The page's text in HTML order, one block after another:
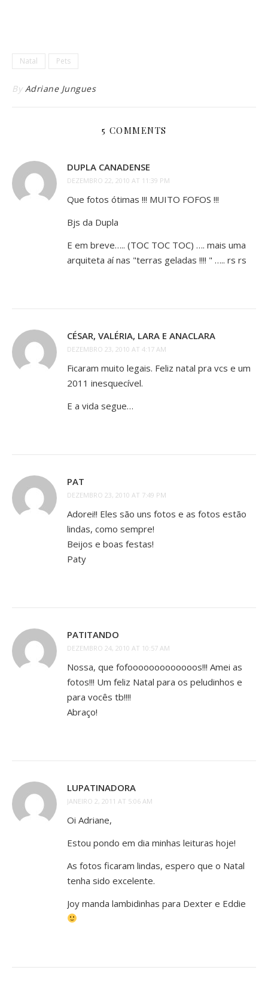
Natal Pets
By Adriane Jungues
5 COMMENTS
DUPLA CANADENSE
DEZEMBRO 22, 2010 AT 11:39 PM
Que fotos ótimas !!! MUITO FOFOS !!!
Bjs da Dupla
E em breve….. (TOC TOC TOC) …. mais uma
arquiteta aí nas "terras geladas !!!! " ….. rs rs
CÉSAR, VALÉRIA, LARA E ANACLARA
DEZEMBRO 23, 2010 AT 4:17 AM
Ficaram muito legais. Feliz natal pra vcs e um
2011 inesquecível.
E a vida segue…
PAT
DEZEMBRO 23, 2010 AT 7:49 PM
Adorei!! Eles são uns fotos e as fotos estão
lindas, como sempre!
Beijos e boas festas!
Paty
PATITANDO
DEZEMBRO 24, 2010 AT 10:57 AM
Nossa, que fofooooooooooooos!!! Amei as
fotos!!! Um feliz Natal para os peludinhos e
para vocês tb!!!!
Abraço!
LUPATINADORA
JANEIRO 2, 2011 AT 5:06 AM
Oi Adriane,
Estou pondo em dia minhas leituras hoje!
As fotos ficaram lindas, espero que o Natal
tenha sido excelente.
Joy manda lambidinhas para Dexter e Eddie